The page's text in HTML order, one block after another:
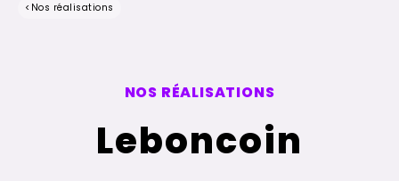
< Nos réalisations
NOS RÉALISATIONS
Leboncoin